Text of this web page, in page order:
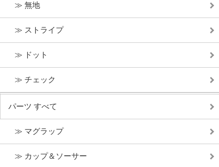
≫ 無地
≫ ストライプ
≫ ドット
≫ チェック
パーツ すべて
≫ マグラップ
≫ カップ＆ソーサー